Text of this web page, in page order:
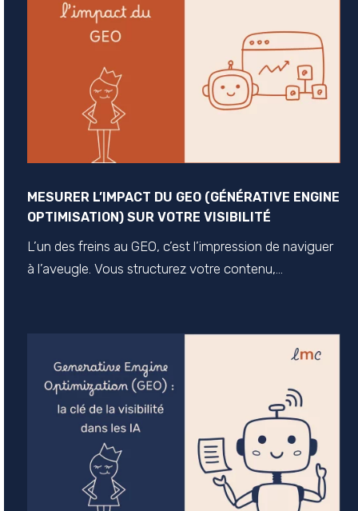
MESURER L’IMPACT DU GEO (GÉNÉRATIVE ENGINE
OPTIMISATION) SUR VOTRE VISIBILITÉ
L’un des freins au GEO, c’est l’impression de naviguer
à l’aveugle. Vous structurez votre contenu,...